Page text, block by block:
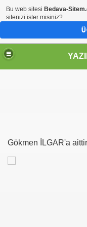
Gökmen İLGAR'a
Bu web sitesi Bedava-
sitenizi ister misiniz?